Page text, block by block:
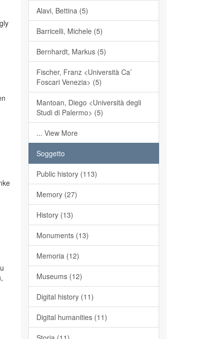
Alavi, Bettina (5)
Barricelli, Michele (5)
Bernhardt, Markus (5)
Fischer, Franz <Università Ca’
Foscari Venezia> (5)
Mantoan, Diego <Università degli
Studi di Palermo> (5)
... View More
Soggetto
Public history (113)
Memory (27)
History (13)
Monuments (13)
Memoria (12)
Museums (12)
Digital history (11)
Digital humanities (11)